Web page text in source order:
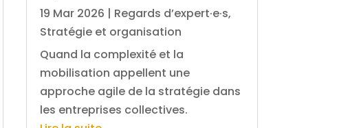
19 Mar 2026 | Regards d’expert·e·s,
Stratégie et organisation
Quand la complexité et la
mobilisation appellent une
approche agile de la stratégie dans
les entreprises collectives.